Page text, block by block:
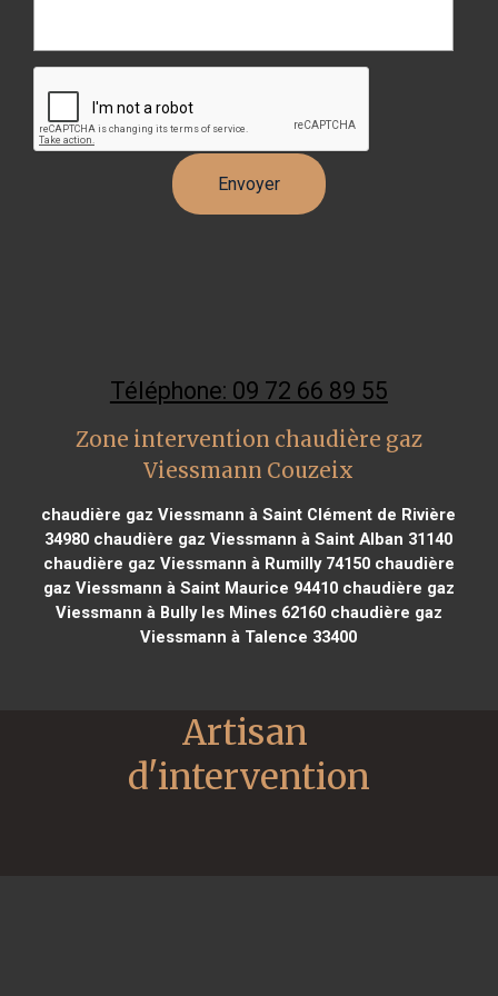
Téléphone: 09 72 66 89 55
Zone intervention chaudière gaz
Viessmann Couzeix
chaudière gaz Viessmann à Saint Clément de Rivière
34980 chaudière gaz Viessmann à Saint Alban 31140
chaudière gaz Viessmann à Rumilly 74150chaudière
gaz Viessmann à Saint Maurice 94410chaudière gaz
Viessmann à Bully les Mines 62160chaudière gaz
Viessmann à Talence 33400
Artisan
d'intervention